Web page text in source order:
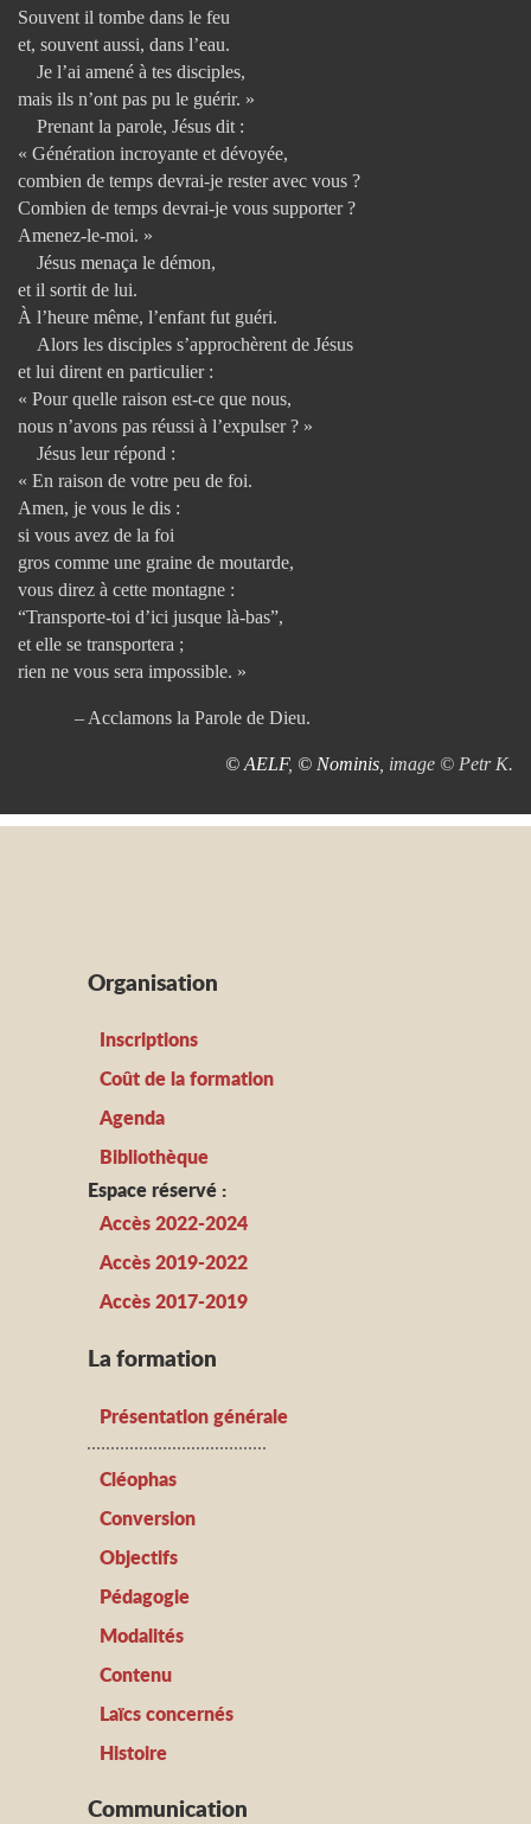
Souvent il tombe dans le feu
et, souvent aussi, dans l’eau.
Je l’ai amené à tes disciples,
mais ils n’ont pas pu le guérir. »
Prenant la parole, Jésus dit :
« Génération incroyante et dévoyée,
combien de temps devrai-je rester avec vous ?
Combien de temps devrai-je vous supporter ?
Amenez-le-moi. »
Jésus menaça le démon,
et il sortit de lui.
À l’heure même, l’enfant fut guéri.
Alors les disciples s’approchèrent de Jésus
et lui dirent en particulier :
« Pour quelle raison est-ce que nous,
nous n’avons pas réussi à l’expulser ? »
Jésus leur répond :
« En raison de votre peu de foi.
Amen, je vous le dis :
si vous avez de la foi
gros comme une graine de moutarde,
vous direz à cette montagne :
“Transporte-toi d’ici jusque là-bas”,
et elle se transportera ;
rien ne vous sera impossible. »
– Acclamons la Parole de Dieu.
© AELF, © Nominis , image © Petr K.
Organisation
Inscriptions
Coût de la formation
Agenda
Bibliothèque
Espace réservé :
Accès 2022-2024
Accès 2019-2022
Accès 2017-2019
La formation
Présentation générale
Cléophas
Conversion
Objectifs
Pédagogie
Modalités
Contenu
Laïcs concernés
Histoire
Communication